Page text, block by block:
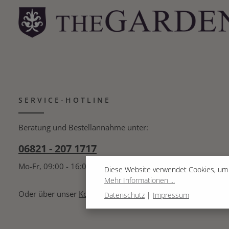
SERVICE-HOTLINE
Beratung und Bestellannahme unter:
06821 - 207 1717
Mo-Fr, 09:00 - 16:00 Uhr
Oder über unser Kontaktformular .
Diese Website verwendet Cookies,
Mehr Informationen ...
Datenschutz | Impressum